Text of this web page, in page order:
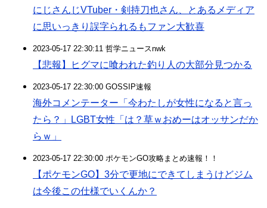
にじさんじVTuber・剣持刀也さん、とあるメディア
に思いっきり誤字られるもファン大歓喜
2023-05-17 22:30:11 哲学ニュースnwk
【悲報】ヒグマに喰われた釣り人の大部分見つかる
2023-05-17 22:30:00 GOSSIP速報
海外コメンテーター「今わたしが女性になると言っ
たら？」LGBT女性「は？草ｗおめーはオッサンだか
らｗ」
2023-05-17 22:30:00 ポケモンGO攻略まとめ速報！！
【ポケモンGO】3分で更地にできてしまうけどジム
は今後この仕様でいくんか？